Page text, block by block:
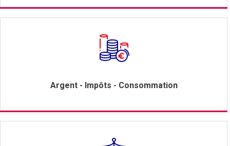
Argent - Impôts - Consommation